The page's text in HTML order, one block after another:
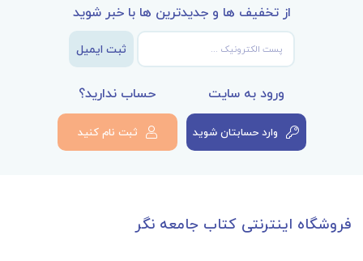
از تخفیف ها و جدیدترین ها با خبر شوید
ثبت ایمیل
ورود به سایت
وارد حسابتان شوید
حساب ندارید؟
ثبت نام کنید
فروشگاه اینترنتی کتاب جامعه نگر